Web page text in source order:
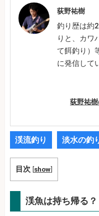
荻野祐樹
釣り歴は約
りと、カワ
て餌釣り）
に発信して
荻野祐
渓流釣り 淡水の釣
目次 [show]
渓魚は持ち帰る？